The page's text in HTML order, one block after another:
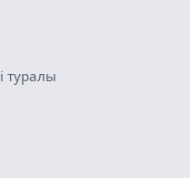
туралы